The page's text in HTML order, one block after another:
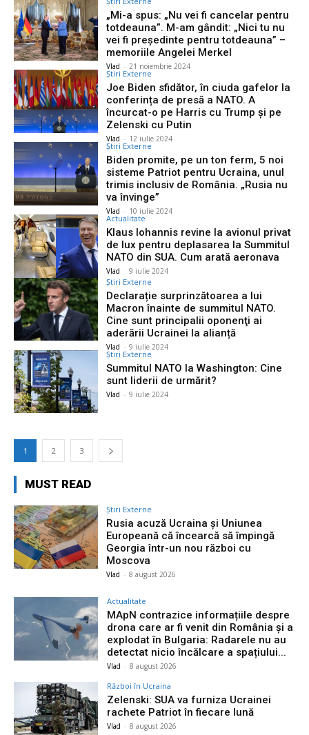
„Mi-a spus: „Nu vei fi cancelar pentru
totdeauna”. M-am gândit: „Nici tu nu
vei fi președinte pentru totdeauna” –
memoriile Angelei Merkel
Vlad - 21 noiembrie 2024
Știri Externe
Joe Biden sfidător, în ciuda gafelor la
conferința de presă a NATO. A
încurcat-o pe Harris cu Trump și pe
Zelenski cu Putin
Vlad - 12 iulie 2024
Știri Externe
Biden promite, pe un ton ferm, 5 noi
sisteme Patriot pentru Ucraina, unul
trimis inclusiv de România. „Rusia nu
va învinge”
Vlad - 10 iulie 2024
Actualitate
Klaus Iohannis revine la avionul privat
de lux pentru deplasarea la Summitul
NATO din SUA. Cum arată aeronava
Vlad - 9 iulie 2024
Știri Externe
Declarație surprinzătoarea a lui
Macron înainte de summitul NATO.
Cine sunt principalii oponenţi ai
aderării Ucrainei la alianță
Vlad - 9 iulie 2024
Știri Externe
Summitul NATO la Washington: Cine
sunt liderii de urmărit?
Vlad - 9 iulie 2024
1 2 3
MUST READ
Știri Externe
Rusia acuză Ucraina și Uniunea
Europeană că încearcă să împingă
Georgia într-un nou război cu
Moscova
Vlad - 8 august 2026
Actualitate
MApN contrazice informațiile despre
drona care ar fi venit din România și a
explodat în Bulgaria: Radarele nu au
detectat nicio încălcare a spațiului...
Vlad - 8 august 2026
Război în Ucraina
Zelenski: SUA va furniza Ucrainei
rachete Patriot în fiecare lună
Vlad - 8 august 2026